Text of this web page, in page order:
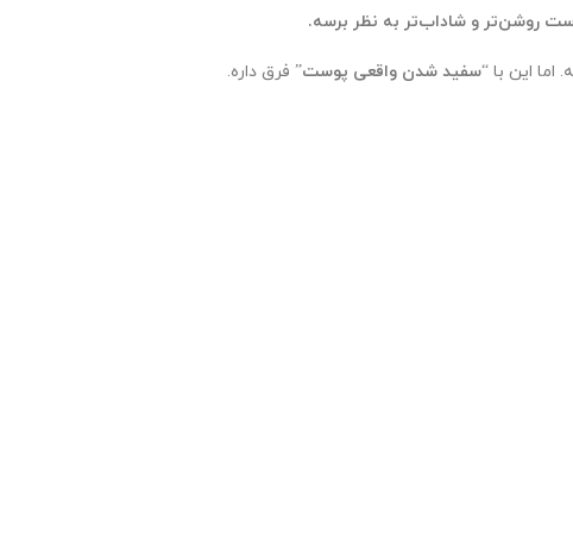
روشن‌تر و شاداب‌تر به نظر برسه.
این با “سفید شدن واقعی پوست” فرق داره.